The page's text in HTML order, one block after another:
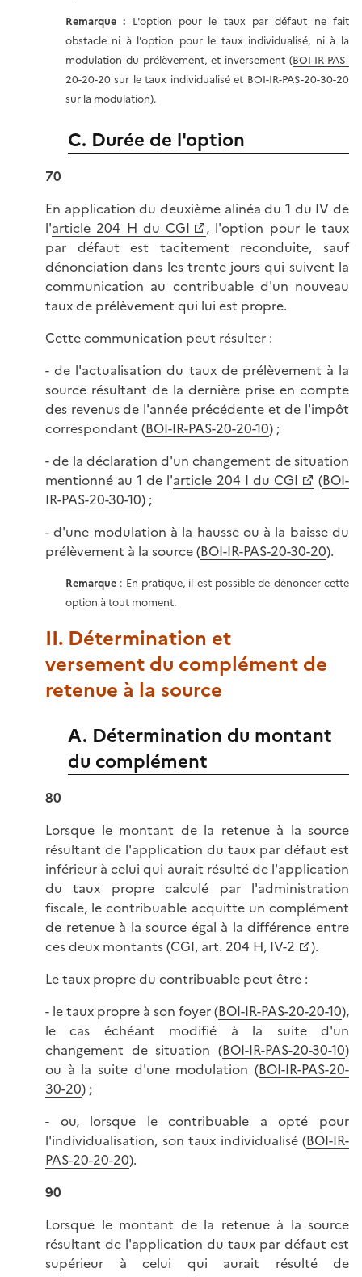
Remarque : L'option pour le taux par défaut ne fait
obstacle ni à l'option pour le taux individualisé, ni à la
modulation du prélèvement, et inversement (BOI-IR-PAS-
20-20-20sur le taux individualisé et BOI-IR-PAS-20-30-20
sur la modulation).
C. Durée de l'option
70
En application du deuxième alinéa du 1 du IV de
l'article 204 H du CGI
, l'option pour le taux
par défaut est tacitement reconduite, sauf
dénonciation dans les trente jours qui suivent la
communication au contribuable d'un nouveau
taux de prélèvement qui lui est propre.
Cette communication peut résulter :
- de l'actualisation du taux de prélèvement à la
source résultant de la dernière prise en compte
des revenus de l'année précédente et de l'impôt
correspondant (BOI-IR-PAS-20-20-10) ;
- de la déclaration d'un changement de situation
mentionné au 1 de l'article 204 I du CGI (BOI-
IR-PAS-20-30-10) ;
- d'une modulation à la hausse ou à la baisse du
prélèvement à la source (BOI-IR-PAS-20-30-20).
Remarque: En pratique, il est possible de dénoncer cette
option à tout moment.
II. Détermination et
versement du complément de
retenue à la source
A. Détermination du montant
du complément
80
Lorsque le montant de la retenue à la source
résultant de l'application du taux par défaut est
inférieur à celui qui aurait résulté de l'application
du taux propre calculé par l'administration
fiscale, le contribuable acquitte un complément
de retenue à la source égal à la différence entre
ces deux montants (CGI, art. 204 H, IV-2
).
Le taux propre du contribuable peut être :
- le taux propre à son foyer (BOI-IR-PAS-20-20-10),
le cas échéant modifié à la suite d'un
changement de situation (BOI-IR-PAS-20-30-10)
ou à la suite d'une modulation (BOI-IR-PAS-20-
30-20) ;
- ou, lorsque le contribuable a opté pour
l'individualisation, son taux individualisé (BOI-IR-
PAS-20-20-20).
90
Lorsque le montant de la retenue à la source
résultant de l'application du taux par défaut est
supérieur à celui qui aurait résulté de